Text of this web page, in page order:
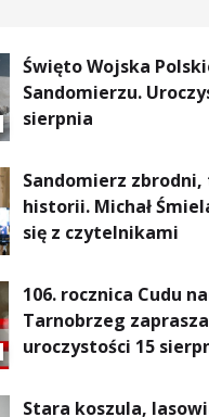
Święto Wojska
Sandomierzu.
sierpnia
Sandomierz
historii. Michał
się z czytelnikami
106. rocznica Cudu
Tarnobrzeg
uroczystości 15
Stara koszula,